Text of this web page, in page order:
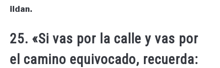
ildan.
25. «Si vas por la calle y vas por
el camino equivocado, recuerda: